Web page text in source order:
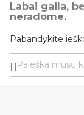
Labai gaila,
neradome.
Pabandykite